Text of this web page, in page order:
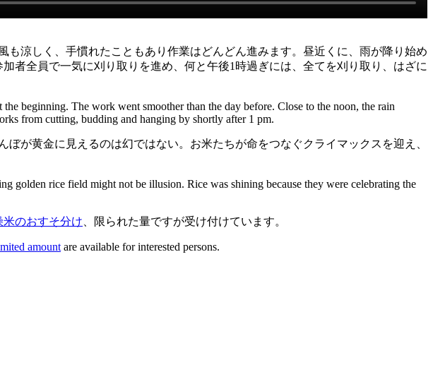
涼しく、手慣れたこともあり作業はどんどん進みます。昼近くに、雨が降り始め
者全員で一気に刈り取りを進め、何と午後1時過ぎには、全てを刈り取り、はざに
beginning. The work went smoother than the day before. Close to the noon, the rain
from cutting, budding and hanging by shortly after 1 pm.
が黄金に見えるのは幻ではない。お米たちが命をつなぐクライマックスを迎え、
golden rice field might not be illusion. Rice was shining because they were celebrating the
のおすそ分け 、限られた量ですが受け付けています。
amount are available for interested persons.